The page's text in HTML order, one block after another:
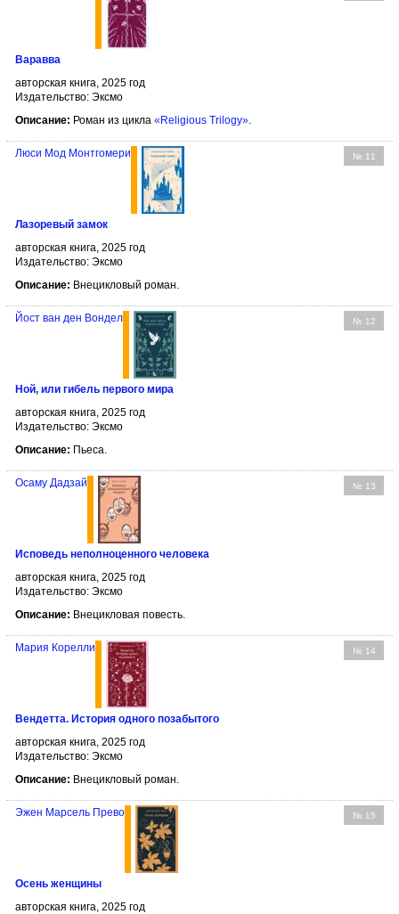
Варавва
авторская книга, 2025 год
Издательство: Эксмо
Описание: Роман из цикла «Religious Trilogy».
№ 11
Люси Мод Монтгомери
Лазоревый замок
авторская книга, 2025 год
Издательство: Эксмо
Описание: Внецикловый роман.
№ 12
Йост ван ден Вондел
Ной, или гибель первого мира
авторская книга, 2025 год
Издательство: Эксмо
Описание: Пьеса.
№ 13
Осаму Дадзай
Исповедь неполноценного человека
авторская книга, 2025 год
Издательство: Эксмо
Описание: Внецикловая повесть.
№ 14
Мария Корелли
Вендетта. История одного позабытого
авторская книга, 2025 год
Издательство: Эксмо
Описание: Внецикловый роман.
№ 15
Эжен Марсель Прево
Осень женщины
авторская книга, 2025 год